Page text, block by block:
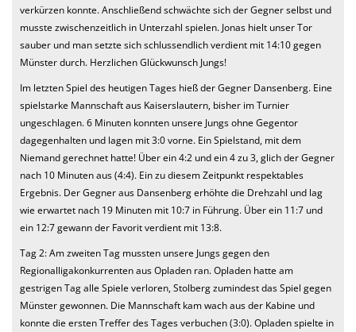
verkürzen konnte. Anschließend schwächte sich der Gegner selbst und
musste zwischenzeitlich in Unterzahl spielen. Jonas hielt unser Tor
sauber und man setzte sich schlussendlich verdient mit 14:10 gegen
Münster durch. Herzlichen Glückwunsch Jungs!
Im letzten Spiel des heutigen Tages hieß der Gegner Dansenberg. Eine
spielstarke Mannschaft aus Kaiserslautern, bisher im Turnier
ungeschlagen. 6 Minuten konnten unsere Jungs ohne Gegentor
dagegenhalten und lagen mit 3:0 vorne. Ein Spielstand, mit dem
Niemand gerechnet hatte! Über ein 4:2 und ein 4 zu 3, glich der Gegner
nach 10 Minuten aus (4:4). Ein zu diesem Zeitpunkt respektables
Ergebnis. Der Gegner aus Dansenberg erhöhte die Drehzahl und lag
wie erwartet nach 19 Minuten mit 10:7 in Führung. Über ein 11:7 und
ein 12:7 gewann der Favorit verdient mit 13:8.
Tag 2: Am zweiten Tag mussten unsere Jungs gegen den
Regionalligakonkurrenten aus Opladen ran. Opladen hatte am
gestrigen Tag alle Spiele verloren, Stolberg zumindest das Spiel gegen
Münster gewonnen. Die Mannschaft kam wach aus der Kabine und
konnte die ersten Treffer des Tages verbuchen (3:0). Opladen spielte in